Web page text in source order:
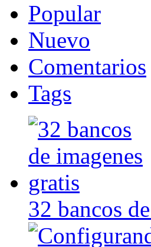
Popular
Nuevo
Comentarios
Tags
32 bancos